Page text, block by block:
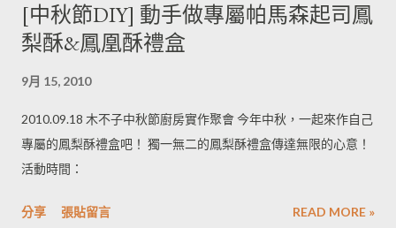
[中秋節DIY] 動手做專屬帕馬森起司鳳
梨酥&鳳凰酥禮盒
9月 15, 2010
2010.09.18 木不子中秋節廚房實作聚會 今年中秋，一起來作自己
專屬的鳳梨酥禮盒吧！ 獨一無二的鳳梨酥禮盒傳達無限的心意！
活動時間：
分享 張貼留言 READ MORE »